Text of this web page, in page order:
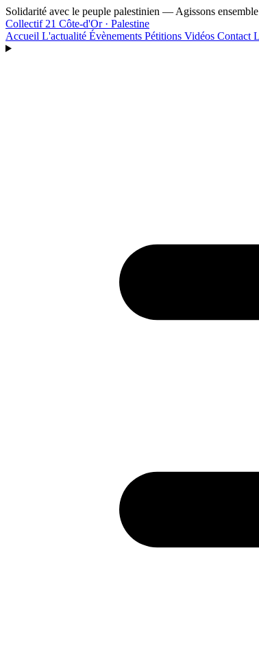
Aller au contenu principal
Solidarité avec le peuple palestinien — Agissons
Collectif 21 Côte-d'Or · Palestine
Accueil L'actualité Évènements Pétitions Vidéos Contact